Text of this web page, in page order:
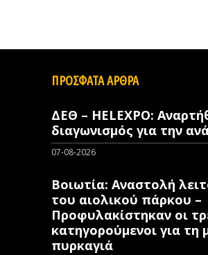
ΠΡΟΣΦΑΤΑ ΑΡΘΡΑ
ΔΕΘ – HELEXPO:
διαγωνισμός για την
07-08-2026
Βοιωτία: Αναστολή
του αιολικού πάρκου –
Προφυλακίστηκαν οι
κατηγορούμενοι για τη
πυρκαγιά